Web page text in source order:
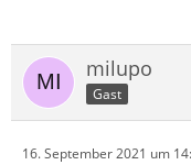
milupo
Gast
16. September 2021 um